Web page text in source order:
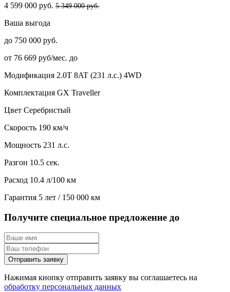
4 599 000 руб. 5 349 000 руб.
Ваша выгода
до 750 000 руб.
от 76 669 руб/мес. до
Модификация 2.0T 8AT (231 л.с.) 4WD
Комплектация GX Traveller
Цвет Серебристый
Скорость 190 км/ч
Мощность 231 л.с.
Разгон 10.5 сек.
Расход 10.4 л/100 км
Гарантия 5 лет / 150 000 км
Получите специальное предложение до
Отправить заявку
Нажимая кнопку отправить заявку вы соглашаетесь на
обработку персональных данных